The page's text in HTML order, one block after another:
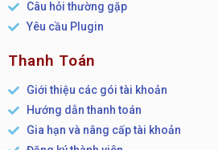
Câu hỏi thường gặp
Yêu cầu Plugin
Thanh Toán
Giới thiệu các gói tài khoản
Hướng dẫn thanh toán
Gia hạn và nâng cấp tài khoản